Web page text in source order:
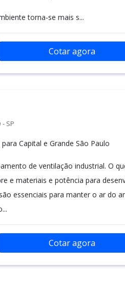
torna-se mais s...
Cotar agora
- SP
Capital e Grande São Paulo
de ventilação industrial. O
e materiais e potência para
essenciais para manter o ar do
Cotar agora